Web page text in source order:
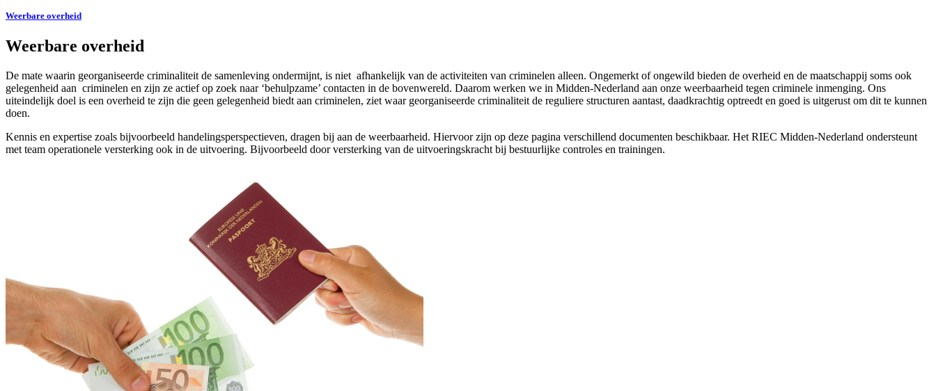
Weerbare overheid
Weerbare overheid
De mate waarin georganiseerde criminaliteit de samenleving ondermijnt, is niet afhankelijk van de activiteiten van criminelen alleen. Ongemerkt of ongewild bieden de overheid en de maatschappij soms ook
gelegenheid aan criminelen en zijn ze actief op zoek naar ‘behulpzame’ contacten in de bovenwereld. Daarom werken we in Midden-Nederland aan onze weerbaarheid tegen criminele inmenging. Ons
uiteindelijk doel is een overheid te zijn die geen gelegenheid biedt aan criminelen, ziet waar georganiseerde criminaliteit de reguliere structuren aantast, daadkrachtig optreedt en goed is uitgerust om dit te kunnen
doen.
Kennis en expertise zoals bijvoorbeeld handelingsperspectieven, dragen bij aan de weerbaarheid. Hiervoor zijn op deze pagina verschillend documenten beschikbaar. Het RIEC Midden-Nederland ondersteunt
met team operationele versterking ook in de uitvoering. Bijvoorbeeld door versterking van de uitvoeringskracht bij bestuurlijke controles en trainingen.